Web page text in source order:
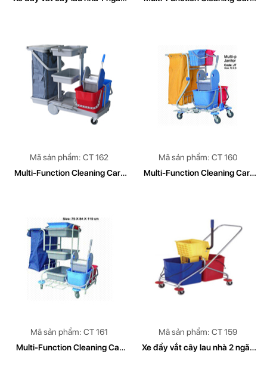
Mã sản phẩm: CT 162
Multi-Function Cleaning Cart
Mã sản phẩm: CT 160
Multi-Function Cleaning Cart
Mã sản phẩm: CT 161
Multi-Function Cleaning Car
Mã sản phẩm: CT 159
Xe đẩy vắt cây lau nhà 2 ngăn